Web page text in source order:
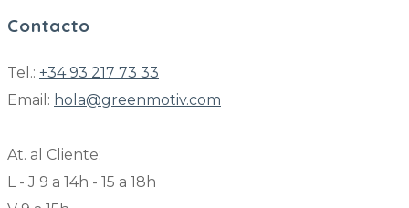
Contacto
Tel.: +34 93 217 73 33
Email: hola@greenmotiv.com
At. al Cliente:
L - J 9 a 14h - 15 a 18h